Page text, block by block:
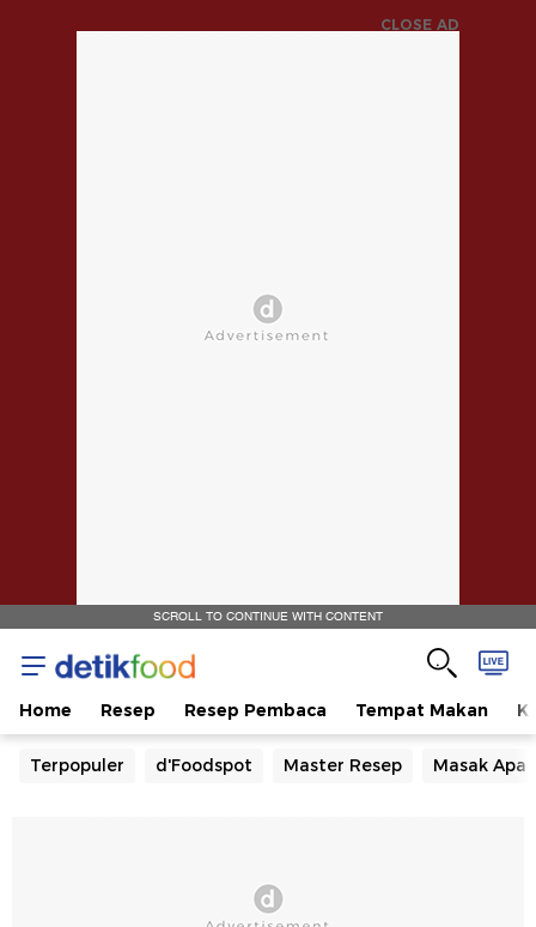
CLOSE AD
SCROLL TO CONTINUE WITH CONTENT
Home Resep Resep Pembaca Tempat Makan
Terpopuler d'Foodspot Master Resep Masak Apa